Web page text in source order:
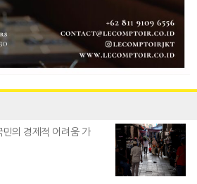
민의 경제적 어려움 가